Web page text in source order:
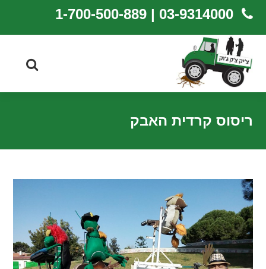
03-9314000 | 1-700-500-889
ריסוס קרדית האבק